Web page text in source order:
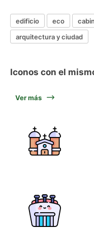
edificio eco
arquitectura y ciudad
Iconos con el
Ver más